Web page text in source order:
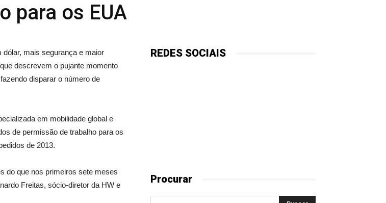
para os EUA
mais segurança e maior
descrevem o pujante momento
disparar o número de
em mobilidade global e
de permissão de trabalho para os
de 2013.
do que nos primeiros sete meses
Freitas, sócio-diretor da HW e
REDES SOCIAIS
Procurar